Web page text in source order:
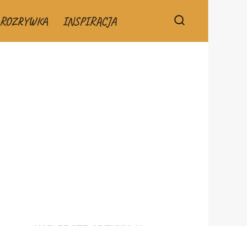
ROZRYWKA INSPIRACJA